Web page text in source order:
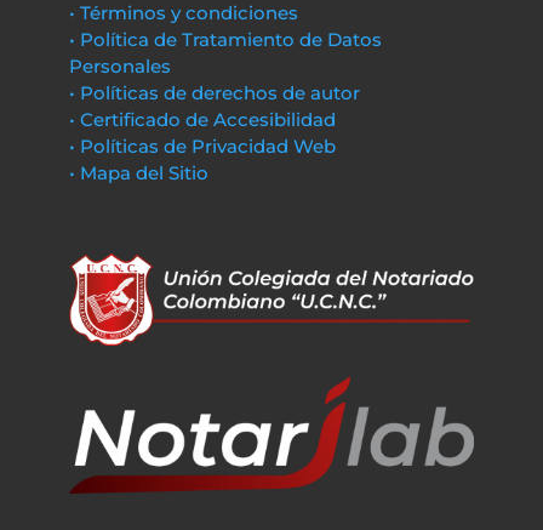
• Términos y condiciones
• Política de Tratamiento de Datos
Personales
• Políticas de derechos de autor
• Certificado de Accesibilidad
• Políticas de Privacidad Web
• Mapa del Sitio